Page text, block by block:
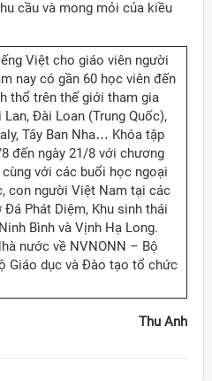
cầu và mong mỏi của kiều
Việt cho giáo viên người
nay có gần 60 học viên đến
thổ trên thế giới tham gia
Đài Loan (Trung Quốc),
Tây Ban Nha… Khóa tập
đến ngày 21/8 với chương
với các buổi học ngoại
con người Việt Nam tại các
Phát Diệm, Khu sinh thái
Bình và Vịnh Hạ Long.
nước về NVNONN – Bộ
Giáo dục và Đào tạo tổ chức
Thu Anh